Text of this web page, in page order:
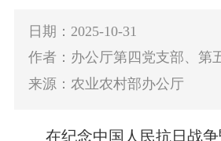
日期：2025-10-31
作者：办公厅第四党支部、第
来源：农业农村部办公厅
在纪念中国人民抗日战